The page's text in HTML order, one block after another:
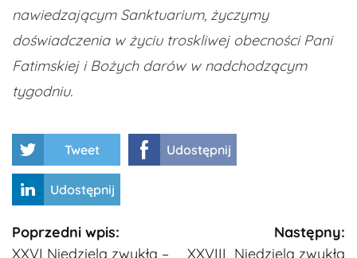
nawiedzającym Sanktuarium, życzymy
doświadczenia w życiu troskliwej obecności Pani
Fatimskiej i Bożych darów w nadchodzącym
tygodniu.
Tweet Udostępnij
Udostępnij
Kontynuuj
Poprzedni wpis:
XXVI Niedziela zwykła –
Następny:
XXVIII Niedziela zwykła